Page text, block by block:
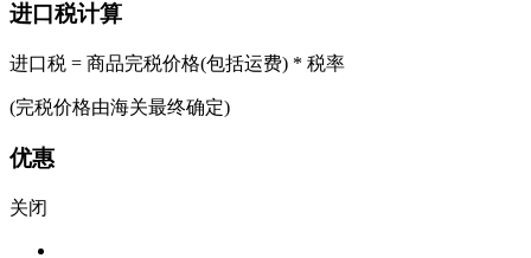
进口税计算
进口税 = 商品完税价格(包括运费) * 税率
(完税价格由海关最终确定)
优惠
关闭